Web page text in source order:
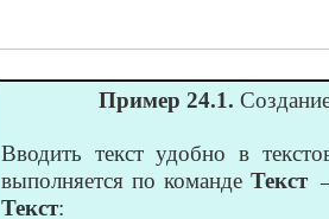
Пример 24.1.
Вводить текст удобно в
выполняется по командеТекст
Текст: